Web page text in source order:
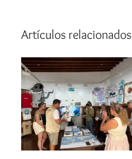
Artículos relacionados